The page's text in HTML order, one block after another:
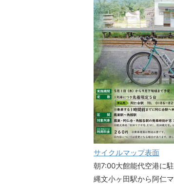
サイクルマップ表面
朝7:00大館能代空港に
縄文小ヶ田駅から阿仁